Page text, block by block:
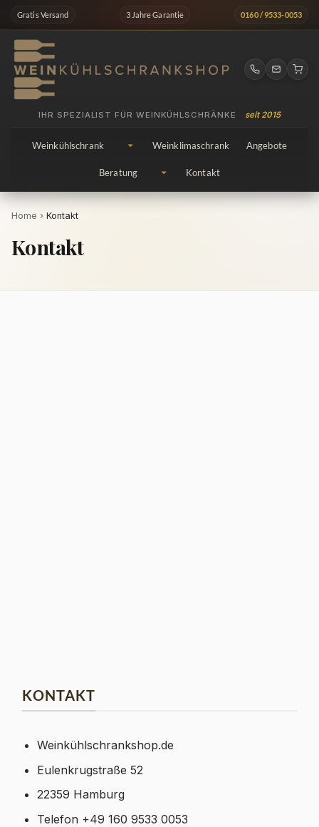
springen
Gratis Versand 3 Jahre Garantie 0160 / 9533-0053
IHR SPEZIALIST FÜR WEINKÜHLSCHRÄNKE seit 2015
Weinkühlschrank Weinklimaschrank Angebote
Beratung Kontakt
Home › Kontakt
Kontakt
KONTAKT
Weinkühlschrankshop.de
Eulenkrugstraße 52
22359 Hamburg
Telefon +49 160 9533 0053